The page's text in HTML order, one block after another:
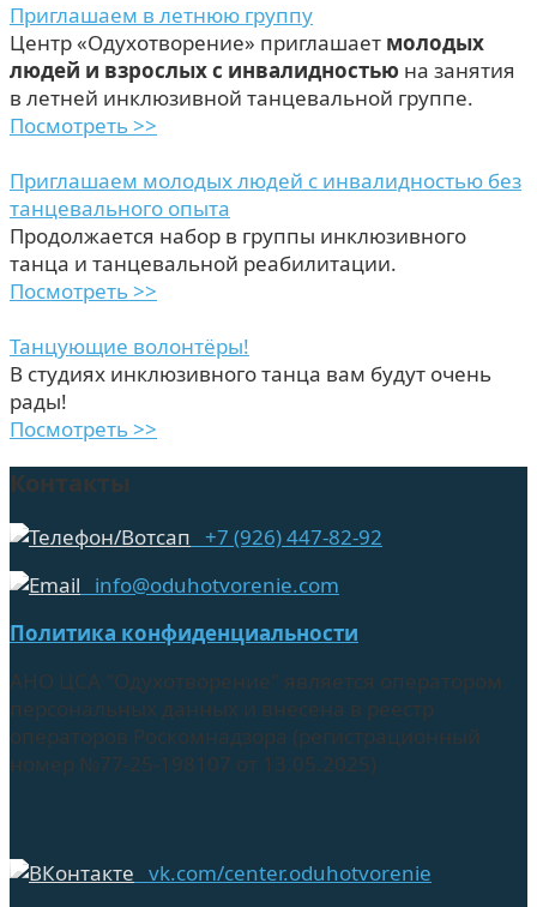
Приглашаем в летнюю группу
Центр «Одухотворение» приглашает молодых
людей и взрослых с инвалидностью на занятия
в летней инклюзивной танцевальной группе.
Посмотреть >>
Приглашаем молодых людей с инвалидностью без
танцевального опыта
Продолжается набор в группы инклюзивного
танца и танцевальной реабилитации.
Посмотреть >>
Танцующие волонтёры!
В студиях инклюзивного танца вам будут очень
рады!
Посмотреть >>
Контакты
+7 (926) 447-82-92
info@oduhotvorenie.com
Политика конфиденциальности
АНО ЦСА "Одухотворение" является оператором
персональных данных и внесена в реестр
операторов Роскомнадзора (регистрационный
номер №77-25-198107 от 13.05.2025)
vk.com/center.oduhotvorenie